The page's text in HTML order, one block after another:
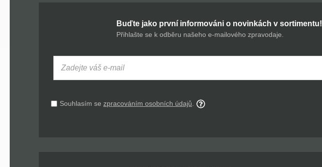
Buďte jako první informováni o novinkách v sortimentu!
Přihlašte se k odběru našeho e-mailového zpravodaje.
Souhlasím se zpracováním osobních údajů.